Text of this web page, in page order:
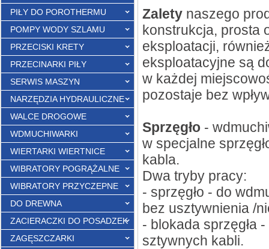
PIŁY DO POROTHERMU
POMPY WODY SZLAMU
PRZECISKI KRETY
PRZECINARKI PIŁY
SERWIS MASZYN
NARZĘDZIA HYDRAULICZNE
WALCE DROGOWE
WDMUCHIWARKI
WIERTARKI WIERTNICE
WIBRATORY POGRĄŻALNE
WIBRATORY PRZYCZEPNE
DO DREWNA
ZACIERACZKI DO POSADZEK
ZAGĘSZCZARKI
Zalety naszego
konstrukcja, prosta
eksploatacji,
eksploatacyjne są
w każdej
pozostaje bez
Sprzęgło -
w specjalne
kabla.
Dwa tryby pracy:
- sprzęgło - do
bez usztywnienia /
- blokada sprzęgła
sztywnych kabli.